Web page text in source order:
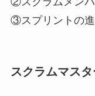
③スプリントの
スクラムマス